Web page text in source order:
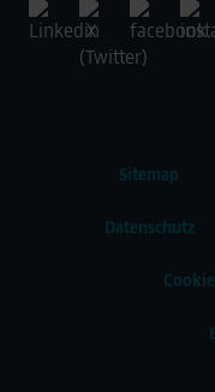
Sitemap
Datenschutz